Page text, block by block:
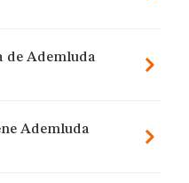
de Ademluda
Ademluda